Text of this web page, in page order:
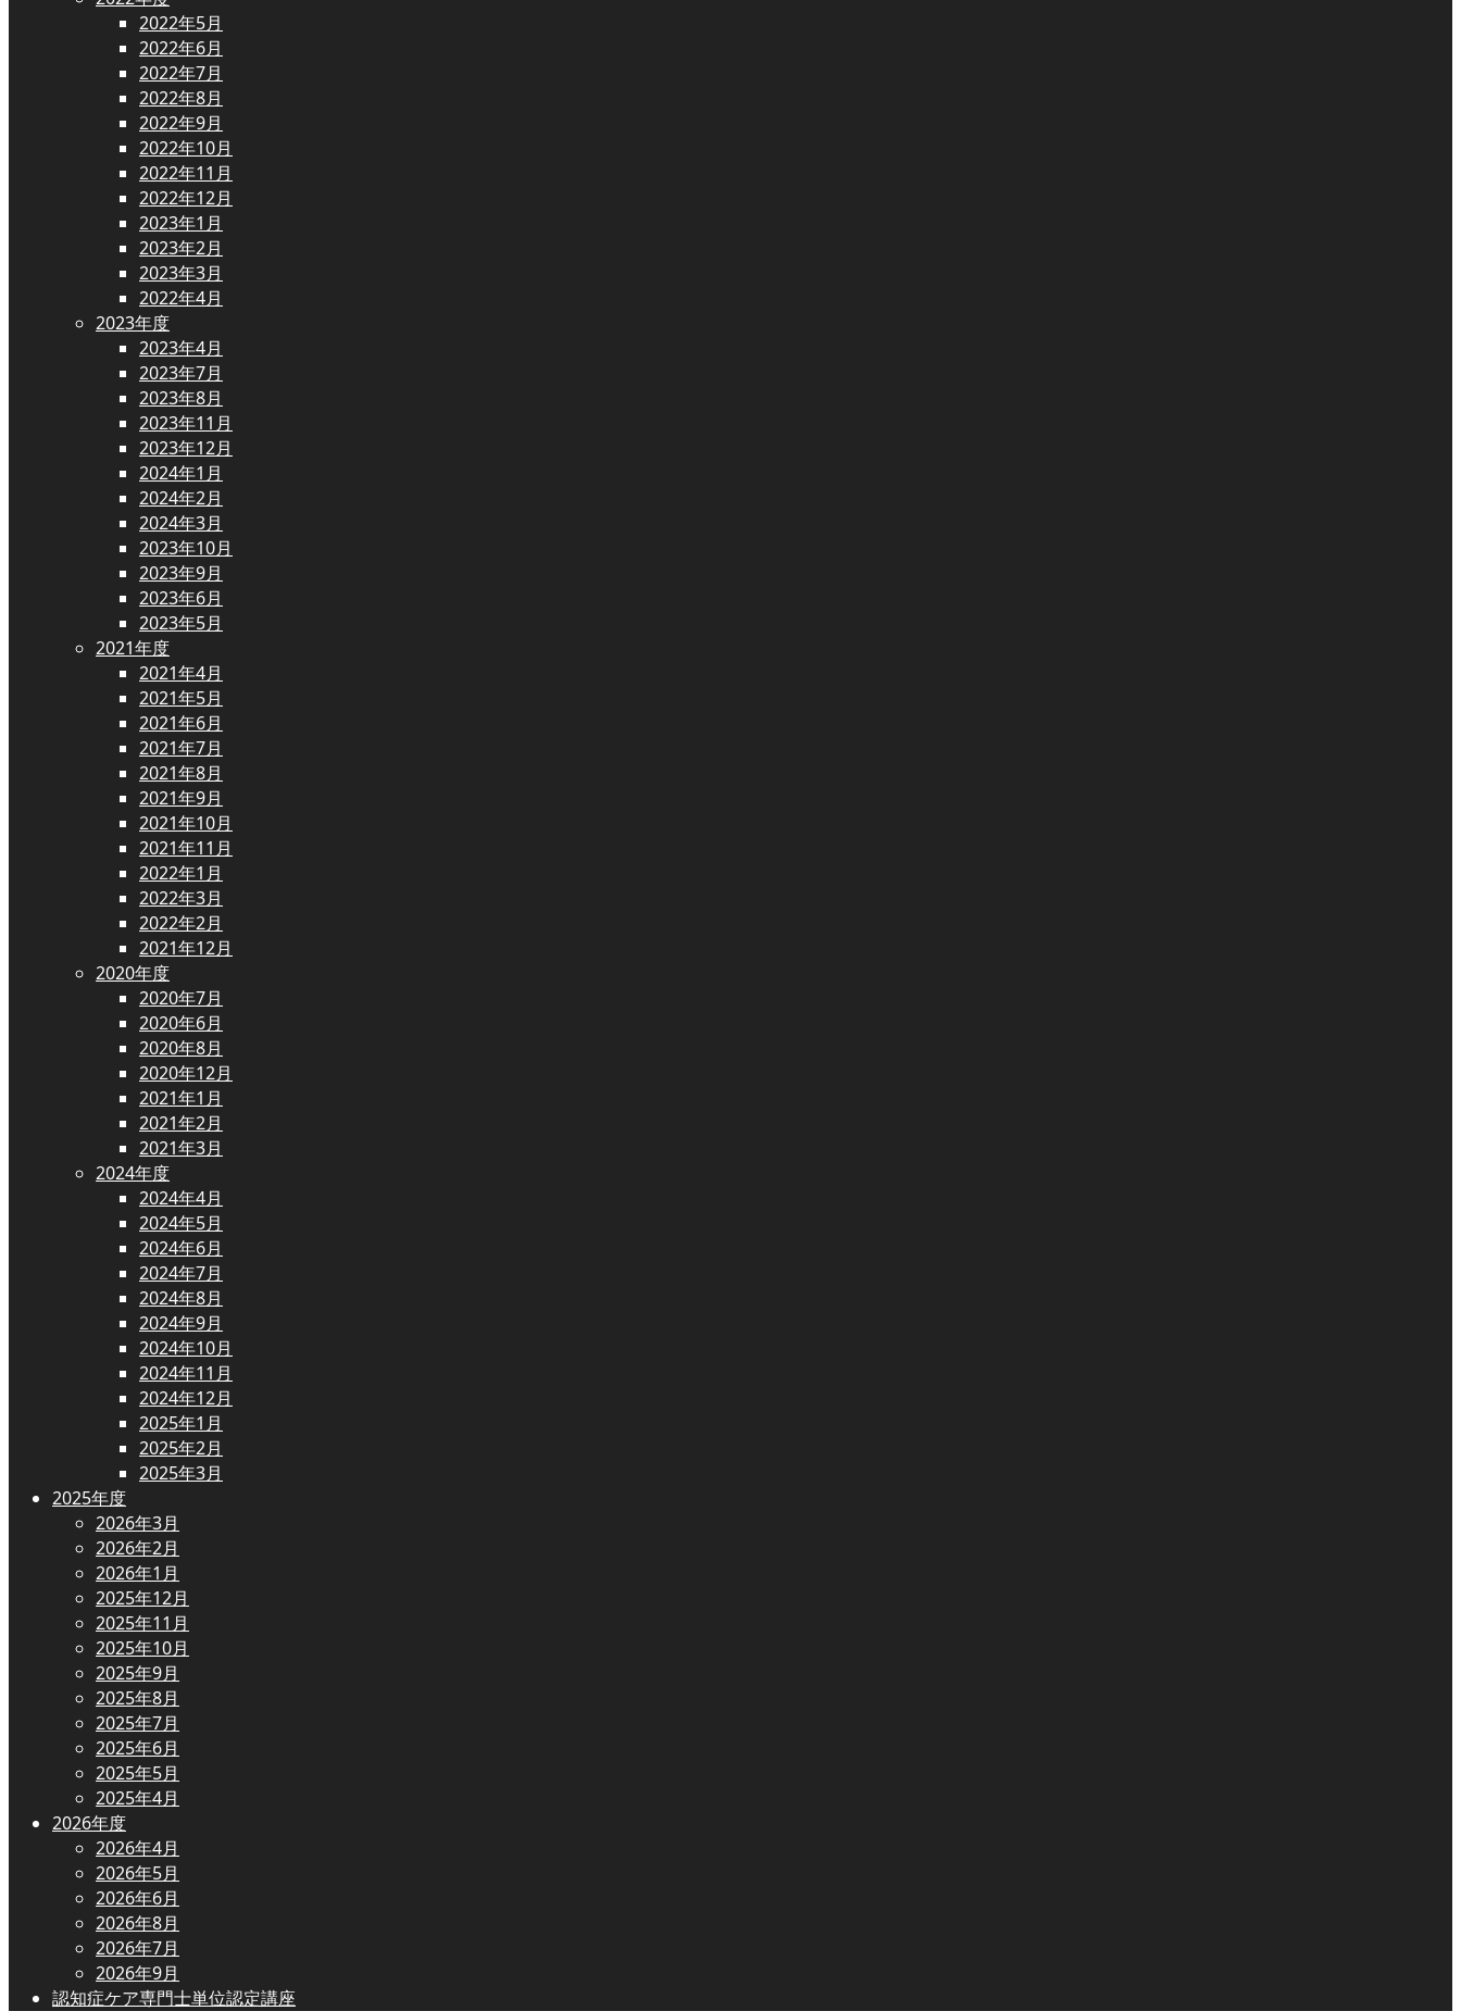
2022年5月
2022年6月
2022年7月
2022年8月
2022年9月
2022年10月
2022年11月
2022年12月
2023年1月
2023年2月
2023年3月
2022年4月
2023年度
2023年4月
2023年7月
2023年8月
2023年11月
2023年12月
2024年1月
2024年2月
2024年3月
2023年10月
2023年9月
2023年6月
2023年5月
2021年度
2021年4月
2021年5月
2021年6月
2021年7月
2021年8月
2021年9月
2021年10月
2021年11月
2022年1月
2022年3月
2022年2月
2021年12月
2020年度
2020年7月
2020年6月
2020年8月
2020年12月
2021年1月
2021年2月
2021年3月
2024年度
2024年4月
2024年5月
2024年6月
2024年7月
2024年8月
2024年9月
2024年10月
2024年11月
2024年12月
2025年1月
2025年2月
2025年3月
2025年度
2026年3月
2026年2月
2026年1月
2025年12月
2025年11月
2025年10月
2025年9月
2025年8月
2025年7月
2025年6月
2025年5月
2025年4月
2026年度
2026年4月
2026年5月
2026年6月
2026年8月
2026年7月
2026年9月
認知症ケア専門士単位認定講座